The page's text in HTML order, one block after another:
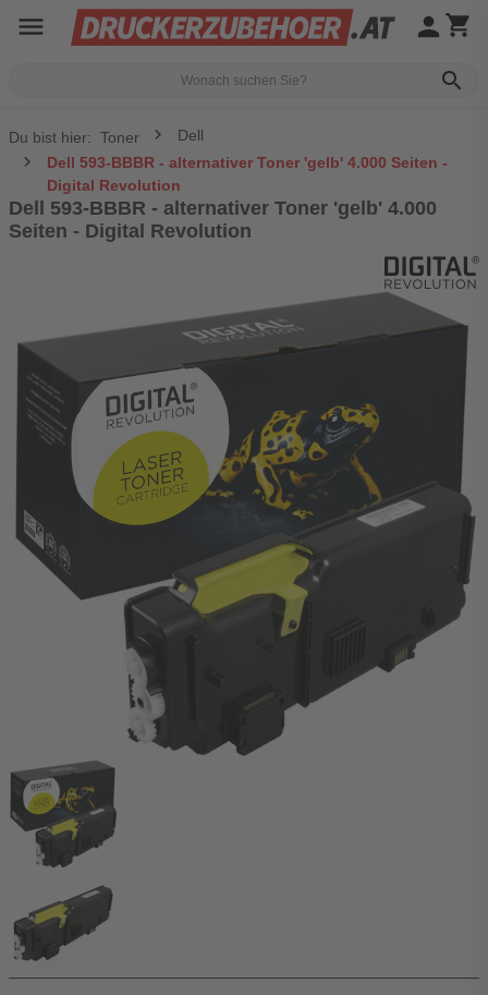
menu
search
person shopping_cart
Du bist hier: Toner
Dell
Dell 593-BBBR - alternativer Toner 'gelb' 4.000 Seiten -
Digital Revolution
Dell 593-BBBR - alternativer Toner 'gelb' 4.000
Seiten - Digital Revolution